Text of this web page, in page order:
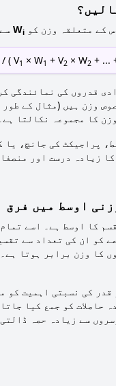
کے متعلقہ وزن کو Wi
1 × W1 + V2 × W2 + ...
( W
قدروں کی نمائندگی
وزن ہیں (مثال کے
کا مجموعہ نکالتا
پراجیکٹ کی جانچ،
زیادہ درست اور
اوسط میں فرق
کا اوسط ہے۔ اسے
کو ان کی تعداد سے
کی نسبتی اہمیت کو
حاصلات کو جمع کیا
سے زیادہ حصہ